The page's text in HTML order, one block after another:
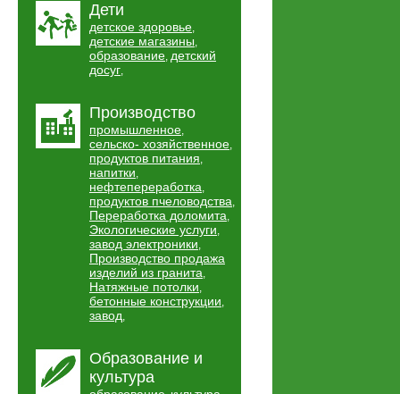
Дети
детское здоровье,
детские магазины,
образование, детский
досуг,
Производство
промышленное,
сельско- хозяйственное,
продуктов питания,
напитки,
нефтепереработка,
продуктов пчеловодства,
Переработка доломита,
Экологические услуги,
завод электроники,
Производство продажа
изделий из гранита,
Натяжные потолки,
бетонные конструкции,
завод,
Образование и
культура